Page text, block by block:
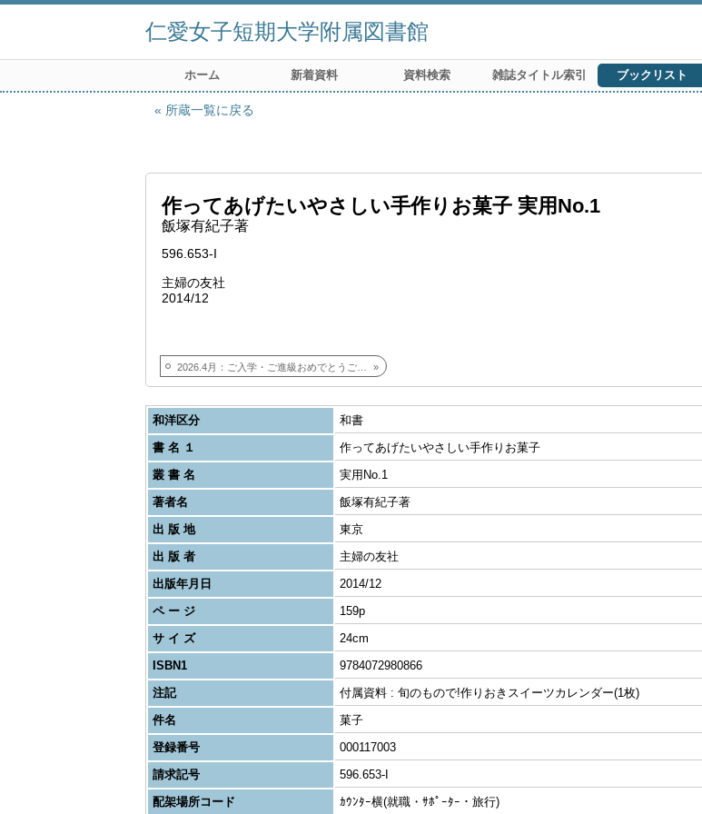
仁愛女子短期大学附属図書館
ホーム 新着資料 資料検索 雑誌タイトル索引 ブックリスト
所蔵一覧に戻る
作ってあげたいやさしい手作りお菓子 実用No.1
飯塚有紀子著
596.653-I
主婦の友社
2014/12
2026.4月：ご入学・ご進級おめでとうございます！
和洋区分
和書
書 名 １
作ってあげたいやさしい手作りお菓子
叢 書 名
実用No.1
著者名
飯塚有紀子著
出 版 地
東京
出 版 者
主婦の友社
出版年月日
2014/12
ペ ー ジ
159p
サ イ ズ
24cm
ISBN1
9784072980866
注記
付属資料 : 旬のもので!作りおきスイーツカレンダー(1枚)
件名
菓子
登録番号
000117003
請求記号
596.653-I
配架場所コード
ｶｳﾝﾀｰ横(就職・ｻﾎﾟｰﾀｰ・旅行)